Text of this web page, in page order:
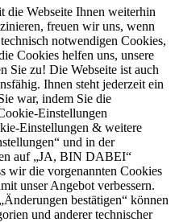
Webseite Ihnen weiterhin
freuen wir uns, wenn
notwendigen Cookies,
Cookies helfen uns, unsere
Sie zu! Die Webseite ist auch
Ihnen steht jederzeit ein
war, indem Sie die
Einstellungen
Einstellungen & weitere
und in der
auf „JA, BIN DABEI“
wir die vorgenannten Cookies
unser Angebot verbessern.
bestätigen“ können
und anderer technischer